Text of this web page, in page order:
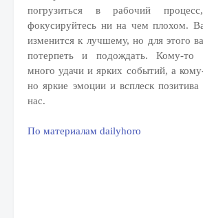
погрузиться в рабочий
фокусируйтесь ни на чем плохом.
изменится к лучшему, но для этого
потерпеть и подождать. Кому-то
много удачи и ярких событий, а
но яркие эмоции и всплеск
нас.
По материалам dailyhoro